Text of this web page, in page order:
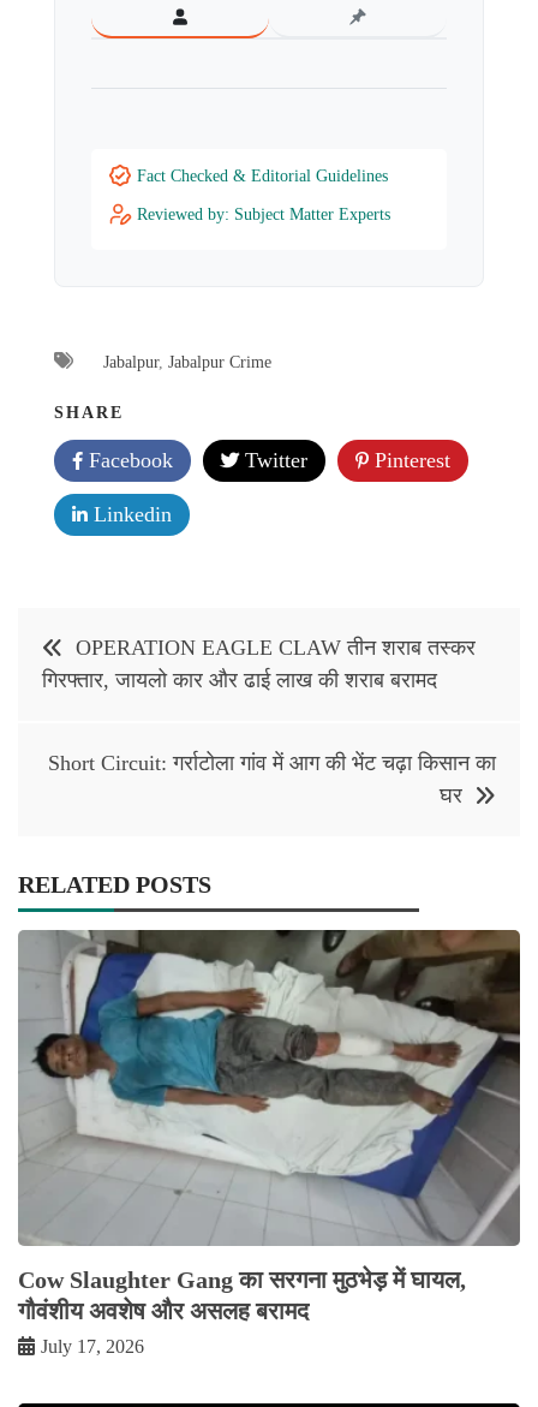
Fact Checked & Editorial Guidelines
Reviewed by: Subject Matter Experts
Jabalpur, Jabalpur Crime
SHARE
Facebook Twitter Pinterest
Linkedin
Post
navigation
OPERATION EAGLE CLAW तीन शराब तस्कर
गिरफ्तार, जायलो कार और ढाई लाख की शराब बरामद
Short Circuit: गर्राटोला गांव में आग की भेंट चढ़ा किसान का
घर
RELATED POSTS
Cow Slaughter Gang का सरगना मुठभेड़ में घायल,
गौवंशीय अवशेष और असलह बरामद
July 17, 2026